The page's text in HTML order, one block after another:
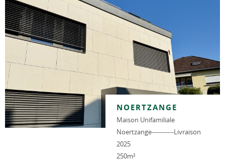
NOERTZANGE
Maison Unifamiliale
Noertzange-----------Livraison
2025
250m²